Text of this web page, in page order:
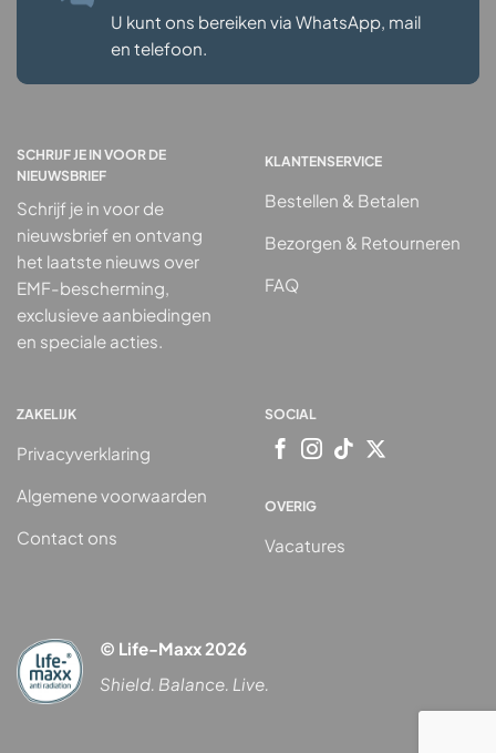
U kunt ons bereiken via WhatsApp, mail
en telefoon.
SCHRIJF JE IN VOOR DE
NIEUWSBRIEF
Schrijf je in voor de
nieuwsbrief en ontvang
het laatste nieuws over
EMF-bescherming,
exclusieve aanbiedingen
en speciale acties.
KLANTENSERVICE
Bestellen & Betalen
Bezorgen & Retourneren
FAQ
ZAKELIJK
Privacyverklaring
Algemene voorwaarden
Contact ons
SOCIAL
OVERIG
Vacatures
© Life-Maxx 2026
Shield. Balance. Live.